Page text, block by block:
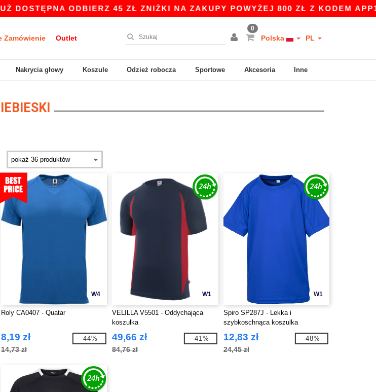
ODBIERZ 45 ZŁ ZNIŻKI NA ZAKUPY POWYŻEJ 800 ZŁ Z KODEM APP10
Zamówienie Outlet
0
Polska PL
Nakrycia głowy Koszule Odzież robocza Sportowe Akcesoria Inne
W4
Roly CA0407 - Quatar
8,19 zł
14,73 zł
-44%
W1
VELILLA V5501 - Oddychająca
koszulka
49,66 zł
84,76 zł
-41%
W1
Spiro SP287J - Lekka i
szybkoschnąca koszulka
12,83 zł
24,45 zł
-48%